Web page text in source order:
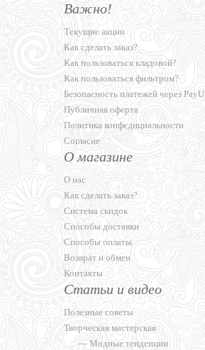
Важно!
Текущие акции
Как сделать заказ?
Как пользоваться кладовой?
Как пользоваться фильтром?
Безопасность платежей через PayU
Публичная оферта
Политика конфедициальности
Согласие
О магазине
О нас
Как сделать заказ?
Система скидок
Способы доставки
Способы оплаты
Возврат и обмен
Контакты
Статьи и видео
Полезные советы
Творческая мастерская
— Модные тенденции